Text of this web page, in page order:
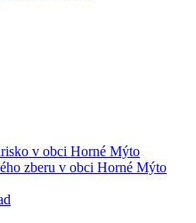
v obci Horné Mýto
zberu v obci Horné Mýto